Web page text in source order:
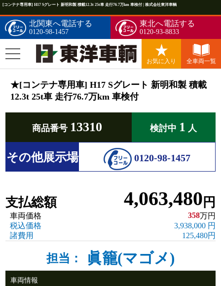
[コンテナ専用車] H17 Sグレート 新明和製 積載12.3t 25t車 走行76.7万km 車検付 | 株式会社東洋車輌
北関東へ電話する
0120-98-1457
東北へ電話する
0120-93-8833
お気に入り 全車両一覧
★[コンテナ専用車] H17 Sグレート 新明和製 積載
12.3t 25t車 走行76.7万km 車検付
商品番号 13310 検討中 1 人
その他展示場 0120-98-1457
支払総額 4,063,480 円
車両価格 358万円
税込価格
3,938,000 円
諸費用
125,480円
担当： 眞籠(マゴメ)
車両情報